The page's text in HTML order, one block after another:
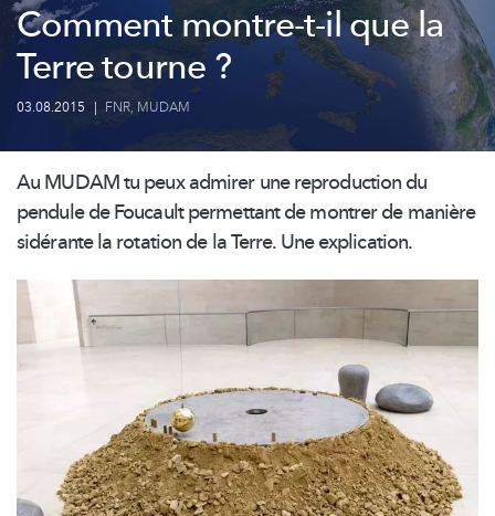
Comment montre-t-il que la
Terre tourne ?
03.08.2015 | FNR, MUDAM
Au MUDAM tu peux admirer une reproduction du
pendule de Foucault permettant de montrer de manière
sidérante la rotation de la Terre. Une explication.